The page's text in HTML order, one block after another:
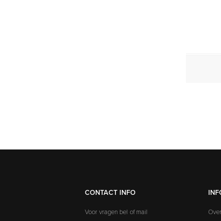
CONTACT INFO
Voor vragen bel of mail